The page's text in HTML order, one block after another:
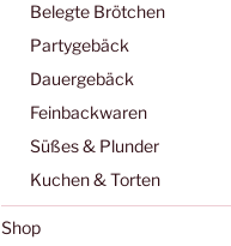
Belegte Brötchen
Partygebäck
Dauergebäck
Feinbackwaren
Süßes & Plunder
Kuchen & Torten
Shop